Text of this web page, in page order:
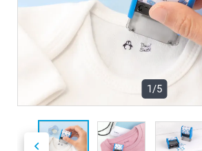
1/5